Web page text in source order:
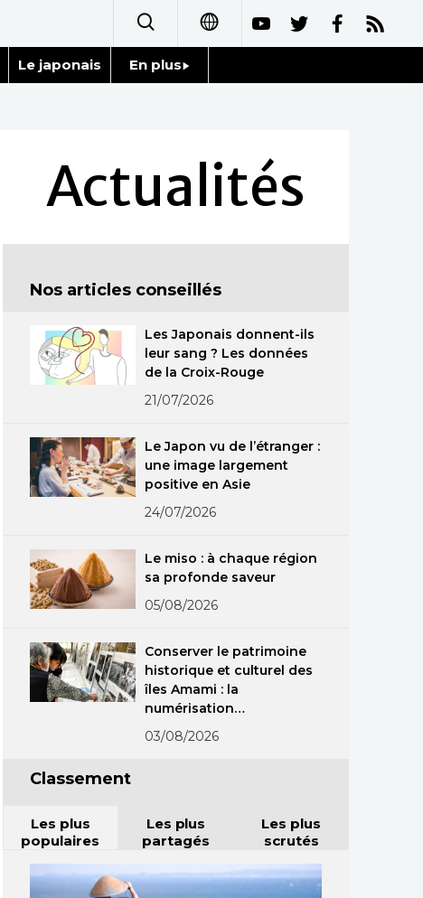
简体字
繁體字
العربية
Русский
Le japonais En plus
Personnages
Chroniques
Images
Vidéos
Tokyo
Actualités
Nos articles conseillés
Les Japonais donnent-ils
leur sang ? Les données
de la Croix-Rouge
21/07/2026
Le Japon vu de l’étranger :
une image largement
positive en Asie
24/07/2026
Le miso : à chaque région
sa profonde saveur
05/08/2026
Conserver le patrimoine
historique et culturel des
îles Amami : la
numérisation
exceptionnelle
d’anciennes
03/08/2026
Classement
Les plus
populaires
Les plus
partagés
Les plus
scrutés